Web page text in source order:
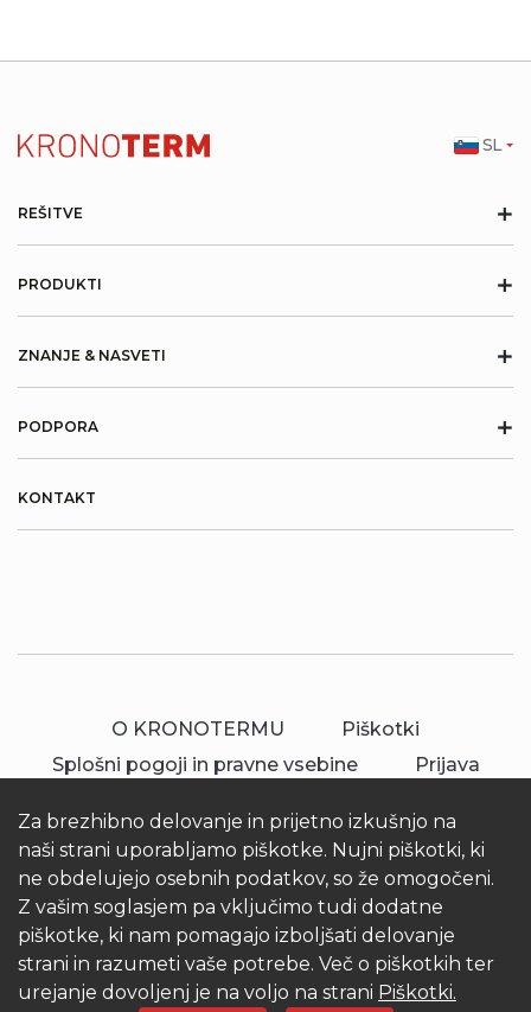
Za brezhibno delovanje in prijetno izkušnjo na
naši strani uporabljamo piškotke. Nujni piškotki, ki
ne obdelujejo osebnih podatkov, so že omogočeni.
Z vašim soglasjem pa vključimo tudi dodatne
piškotke, ki nam pomagajo izboljšati delovanje
strani in razumeti vaše potrebe. Več o piškotkih ter
urejanje dovoljenj je na voljo na strani Piškotki.
REŠITVE +
PRODUKTI +
ZNANJE & NASVETI +
PODPORA +
KONTAKT
O KRONOTERMU
Piškotki
Splošni pogoji in pravne vsebine
Prijava
SL
© 2026 Kronoterm | vse pravice pridržane.
KRONOTERM d.o.o.